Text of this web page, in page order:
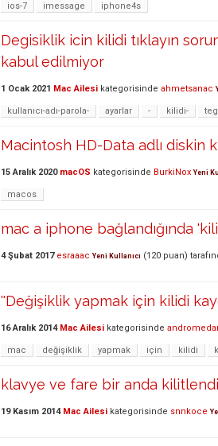
ios-7 imessage iphone4s
Degisiklik icin kilidi tıklayın
kabul edilmiyor
1 Ocak 2021 Mac Ailesi kategorisinde ahmetsanac
kullanıcı-adı-parola- ayarlar - kilidi-
Macintosh HD-Data adlı diskin
15 Aralık 2020 macOS kategorisinde BurkiNox Yeni
macos
mac a iphone bağlandığında
4 Şubat 2017 esraaac Yeni Kullanıcı (120 puan)
''Değişiklik yapmak için kilidi
16 Aralık 2014 Mac Ailesi kategorisinde
mac değişiklik yapmak için kilidi
klavye ve fare bir anda kilitlendi
19 Kasım 2014 Mac Ailesi kategorisinde snnkoce